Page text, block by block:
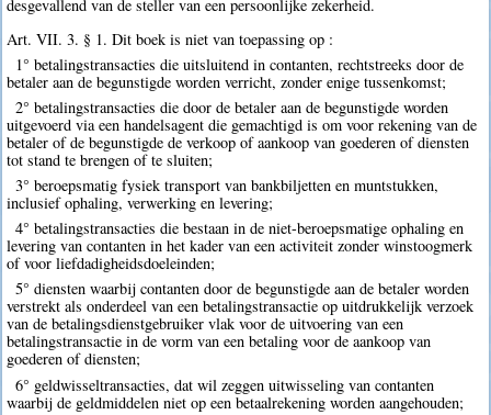
desgevallend van de steller van een persoonlijke zekerheid.
Art. VII. 3. § 1. Dit boek is niet van toepassing op :
1° betalingstransacties die uitsluitend in contanten, rechtstreeks door de
betaler aan de begunstigde worden verricht, zonder enige tussenkomst;
2° betalingstransacties die door de betaler aan de begunstigde worden
uitgevoerd via een handelsagent die gemachtigd is om voor rekening van de
betaler of de begunstigde de verkoop of aankoop van goederen of diensten
tot stand te brengen of te sluiten;
3° beroepsmatig fysiek transport van bankbiljetten en muntstukken,
inclusief ophaling, verwerking en levering;
4° betalingstransacties die bestaan in de niet-beroepsmatige ophaling en
levering van contanten in het kader van een activiteit zonder winstoogmerk
of voor liefdadigheidsdoeleinden;
5° diensten waarbij contanten door de begunstigde aan de betaler worden
verstrekt als onderdeel van een betalingstransactie op uitdrukkelijk verzoek
van de betalingsdienstgebruiker vlak voor de uitvoering van een
betalingstransactie in de vorm van een betaling voor de aankoop van
goederen of diensten;
6° geldwisseltransacties, dat wil zeggen uitwisseling van contanten
waarbij de geldmiddelen niet op een betaalrekening worden aangehouden;